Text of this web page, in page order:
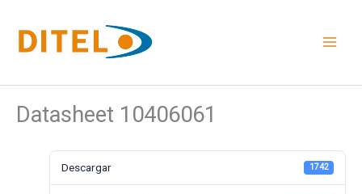
contenido
Datasheet 10406061
Descargar 1742